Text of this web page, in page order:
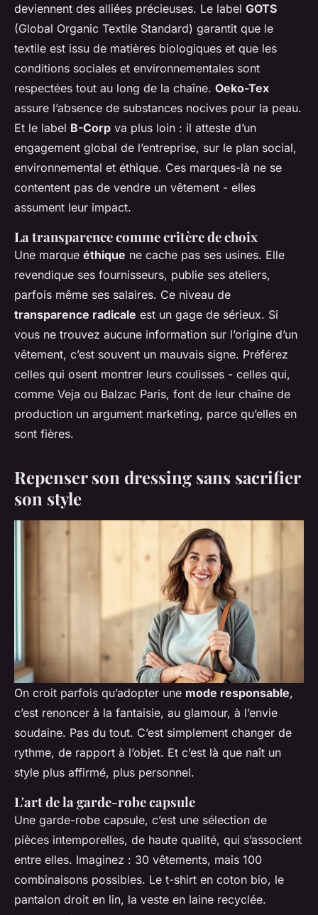
deviennent des alliées précieuses. Le label GOTS
(Global Organic Textile Standard) garantit que le
textile est issu de matières biologiques et que les
conditions sociales et environnementales sont
respectées tout au long de la chaîne. Oeko-Tex
assure l’absence de substances nocives pour la peau.
Et le label B-Corp va plus loin : il atteste d’un
engagement global de l’entreprise, sur le plan social,
environnemental et éthique. Ces marques-là ne se
contentent pas de vendre un vêtement - elles
assument leur impact.
La transparence comme critère de choix
Une marque éthique ne cache pas ses usines. Elle
revendique ses fournisseurs, publie ses ateliers,
parfois même ses salaires. Ce niveau de
transparence radicale est un gage de sérieux. Si
vous ne trouvez aucune information sur l’origine d’un
vêtement, c’est souvent un mauvais signe. Préférez
celles qui osent montrer leurs coulisses - celles qui,
comme Veja ou Balzac Paris, font de leur chaîne de
production un argument marketing, parce qu’elles en
sont fières.
Repenser son dressing sans sacrifier
son style
On croit parfois qu’adopter une mode responsable,
c’est renoncer à la fantaisie, au glamour, à l’envie
soudaine. Pas du tout. C’est simplement changer de
rythme, de rapport à l’objet. Et c’est là que naît un
style plus affirmé, plus personnel.
L'art de la garde-robe capsule
Une garde-robe capsule, c’est une sélection de
pièces intemporelles, de haute qualité, qui s’associent
entre elles. Imaginez : 30 vêtements, mais 100
combinaisons possibles. Le t-shirt en coton bio, le
pantalon droit en lin, la veste en laine recyclée.